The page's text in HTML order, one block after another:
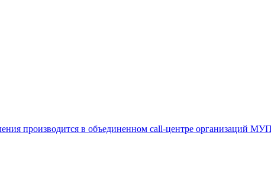
производится в объединенном call-центре организаций